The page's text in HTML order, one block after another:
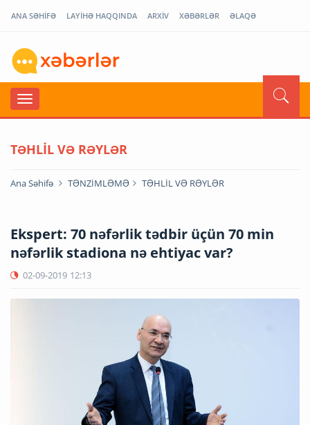
ANA SƏHİFƏ LAYİHƏ HAQQINDA ARXİV XƏBƏRLƏR ƏLAQƏ
TƏHLİL VƏ RƏYLƏR
Ana Səhifə TƏNZİMLƏMƏ TƏHLİL VƏ RƏYLƏR
Ekspert: 70 nəfərlik tədbir üçün 70 min
nəfərlik stadiona nə ehtiyac var?
02-09-2019 12:13